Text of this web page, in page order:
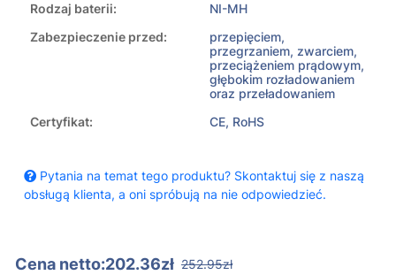
Rodzaj baterii:
NI-MH
Zabezpieczenie przed:
przepięciem,
przegrzaniem, zwarciem,
przeciążeniem prądowym,
głębokim rozładowaniem
oraz przeładowaniem
Certyfikat:
CE, RoHS
Pytania na temat tego produktu? Skontaktuj się z naszą
obsługą klienta, a oni spróbują na nie odpowiedzieć.
Cena netto:202.36zł 252.95zł